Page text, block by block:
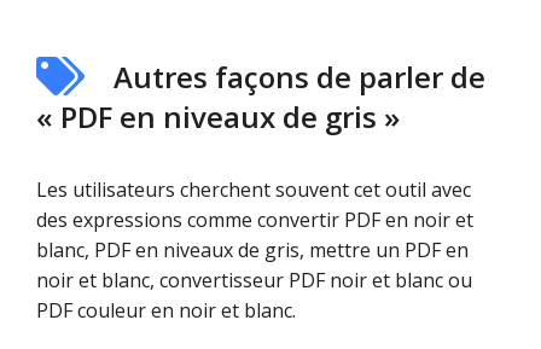
Autres façons de parler de
« PDF en niveaux de gris »
Les utilisateurs cherchent souvent cet outil avec
des expressions comme convertir PDF en noir et
blanc, PDF en niveaux de gris, mettre un PDF en
noir et blanc, convertisseur PDF noir et blanc ou
PDF couleur en noir et blanc.